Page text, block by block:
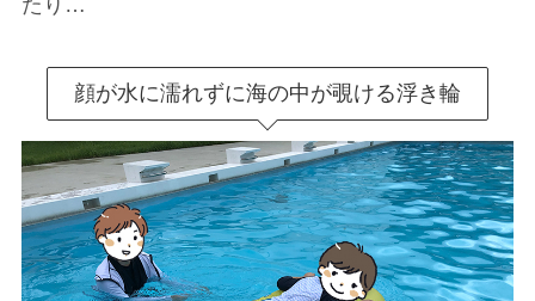
顔が水に濡れずに海の中が覗ける浮き輪